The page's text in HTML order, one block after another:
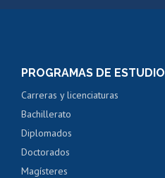
PROGRAMAS DE ESTUDIO
Carreras y licenciaturas
Bachillerato
Diplomados
Doctorados
Magísteres